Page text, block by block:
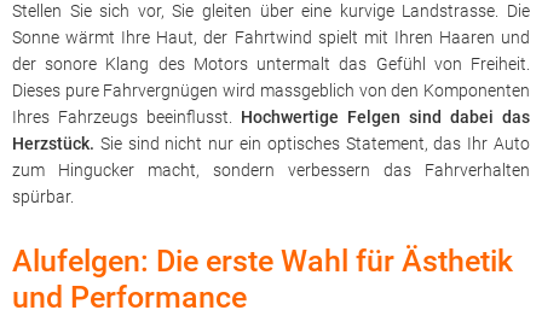
Stellen Sie sich vor, Sie gleiten über eine kurvige Landstrasse. Die
Sonne wärmt Ihre Haut, der Fahrtwind spielt mit Ihren Haaren und
der sonore Klang des Motors untermalt das Gefühl von Freiheit.
Dieses pure Fahrvergnügen wird massgeblich von den Komponenten
Ihres Fahrzeugs beeinflusst. Hochwertige Felgen sind dabei das
Herzstück. Sie sind nicht nur ein optisches Statement, das Ihr Auto
zum Hingucker macht, sondern verbessern das Fahrverhalten
spürbar.
Alufelgen: Die erste Wahl für Ästhetik
und Performance